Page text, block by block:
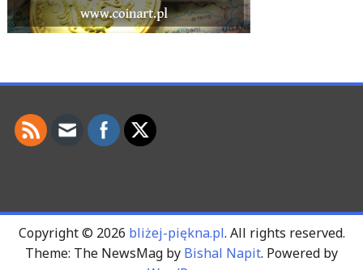
Copyright © 2026 bliżej-piękna.pl. All rights reserved.
Theme: The NewsMag by Bishal Napit. Powered by